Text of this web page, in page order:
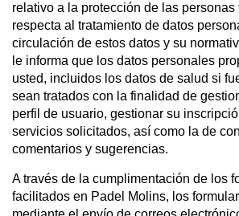
relativo a la protección de las
respecta al tratamiento de datos
circulación de estos datos y su
le informa que los datos personales
usted, incluidos los datos de salud si
sean tratados con la finalidad de
perfil de usuario, gestionar su
servicios solicitados, así como la de
comentarios y sugerencias.
A través de la cumplimentación de los
facilitados en Padel Molins, los